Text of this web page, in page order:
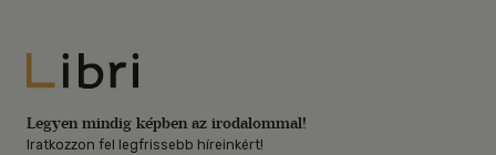
Libri
Legyen mindig képben az irodalommal!
Iratkozzon fel legfrissebb híreinkért!